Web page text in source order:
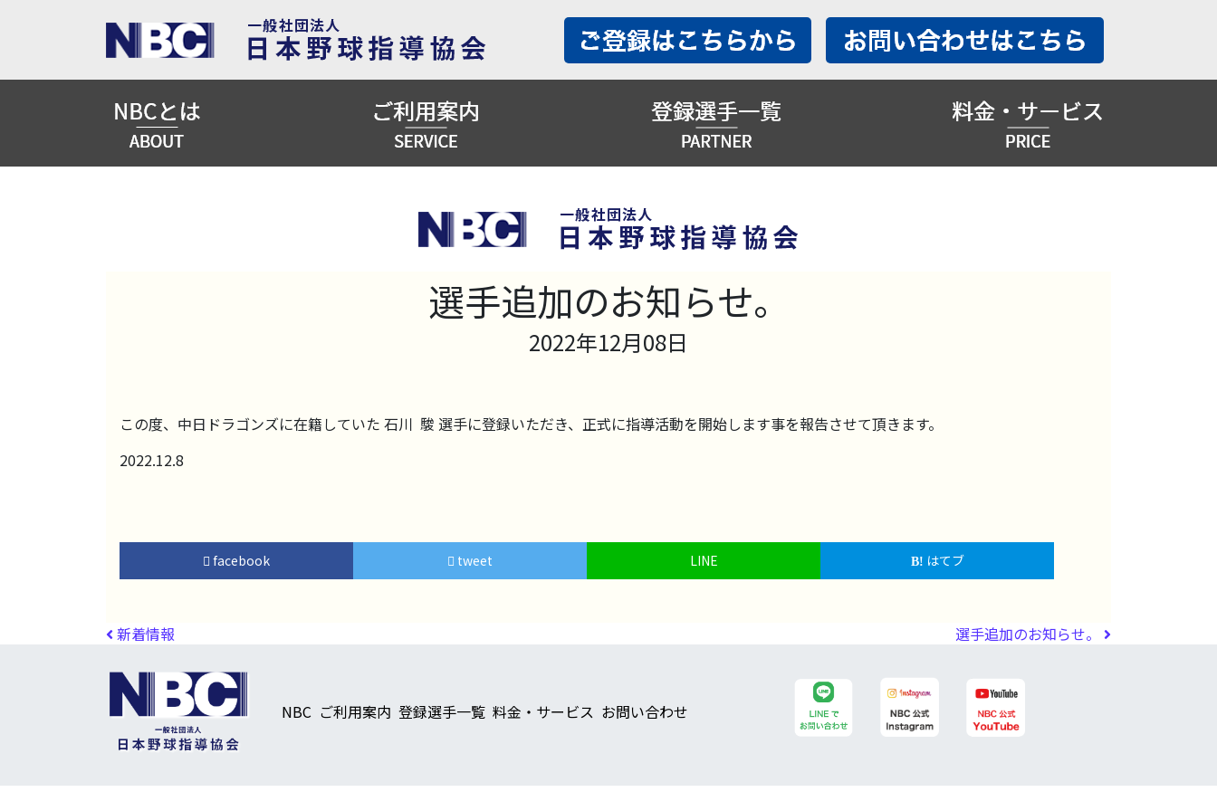
選手追加のお知らせ。
2022年12月08日
この度、中日ドラゴンズに在籍していた 石川 駿 選手に登録いただき、正式に指導活動を開始します事を報告させて頂きます。
2022.12.8
facebook tweet LINE はてブ
投稿ナビゲーション
新着情報 選手追加のお知らせ。
NBC ご利用案内 登録選手一覧 料金・サービス お問い合わせ